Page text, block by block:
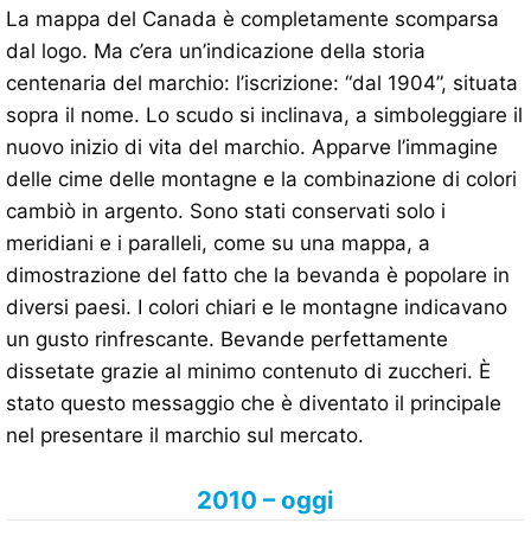
La mappa del Canada è completamente scomparsa
dal logo. Ma c’era un’indicazione della storia
centenaria del marchio: l’iscrizione: “dal 1904”, situata
sopra il nome. Lo scudo si inclinava, a simboleggiare il
nuovo inizio di vita del marchio. Apparve l’immagine
delle cime delle montagne e la combinazione di colori
cambiò in argento. Sono stati conservati solo i
meridiani e i paralleli, come su una mappa, a
dimostrazione del fatto che la bevanda è popolare in
diversi paesi. I colori chiari e le montagne indicavano
un gusto rinfrescante. Bevande perfettamente
dissetate grazie al minimo contenuto di zuccheri. È
stato questo messaggio che è diventato il principale
nel presentare il marchio sul mercato.
2010 – oggi